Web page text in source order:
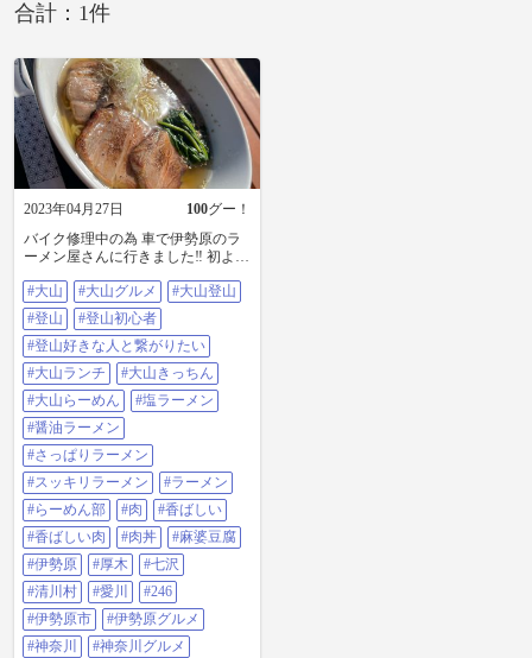
合計：1件
2023年04月27日 100グー！
バイク修理中の為 車で伊勢原のラ
ーメン屋さんに行きました‼️ 初よ初
でぷらっと😁モコさんも居ますが
ね😁🐾🐩 @ooyama.kitchen 黄金らー
めん🍜 大山きっちんさんとこに行
って来ました❣️ googleナビで迷わず
スムーズに行けました🌸😁👍 さて
さて黄金スープ💖これよこれ 夢に
まで見た塩ラーメン😊🌷 いただき
ます😋 うんうん👍 あっさりさっぱ
りしてますが このお肉と相性バツ
グン😊 もちろん好みもありますが
スープもお肉も邪魔しない感じが
良かったです😁👍 とても香ばしい
お肉‼️ らーめん屋さんのお肉で こ
のお肉はお初です☆☆☆ 是非是非
お試しください♪♪♪😊🌷 いつもは
スープまでなかなか 飲み干さない
のですが ペロリといっちゃいまし
た😁👍 朝からもいけそうな感じの
らーめんですよ😊🌷 透き通ったキ
レイならーめんスープ😆 久々のヒ
ットでした😁👍 次回は醤油ラーメ
#大山 #大山グルメ
#大山登山
#登山
#登山初心者
#登山好きな人と繋がりたい
#大山ランチ
#大山きっちん
#大山らーめん
#塩ラーメン
#醤油ラーメン
#さっぱりラーメン
#スッキリラーメン
#ラーメン
#らーめん部
#肉
#香ばしい
#香ばしい肉
#肉丼
#麻婆豆腐
#伊勢原
#厚木
#七沢
#清川村
#愛川
#246
#伊勢原市
#伊勢原グルメ
#神奈川
#神奈川グルメ